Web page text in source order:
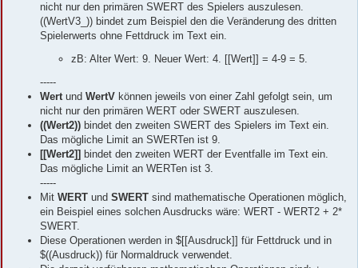
nicht nur den primären SWERT des Spielers auszulesen.
((WertV3_)) bindet zum Beispiel den die Veränderung des dritten
Spielerwerts ohne Fettdruck im Text ein.
zB: Alter Wert: 9. Neuer Wert: 4. [[Wert]] = 4-9 = 5.
-----
Wertund WertV können jeweils von einer Zahl gefolgt sein, um
nicht nur den primären WERT oder SWERT auszulesen.
((Wert2)) bindet den zweiten SWERT des Spielers im Text ein.
Das mögliche Limit an SWERTen ist 9.
[[Wert2]] bindet den zweiten WERT der Eventfalle im Text ein.
Das mögliche Limit an WERTen ist 3.
-----
Mit WERT und SWERT sind mathematische Operationen möglich,
ein Beispiel eines solchen Ausdrucks wäre: WERT - WERT2 + 2*
SWERT.
Diese Operationen werden in $[[Ausdruck]] für Fettdruck und in
$((Ausdruck)) für Normaldruck verwendet.